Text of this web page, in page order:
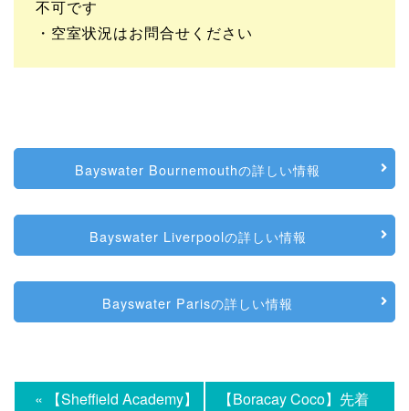
不可です
・空室状況はお問合せください
Bayswater Bournemouthの詳しい情報
Bayswater Liverpoolの詳しい情報
Bayswater Parisの詳しい情報
« 【Sheffield Academy】
【Boracay Coco】先着